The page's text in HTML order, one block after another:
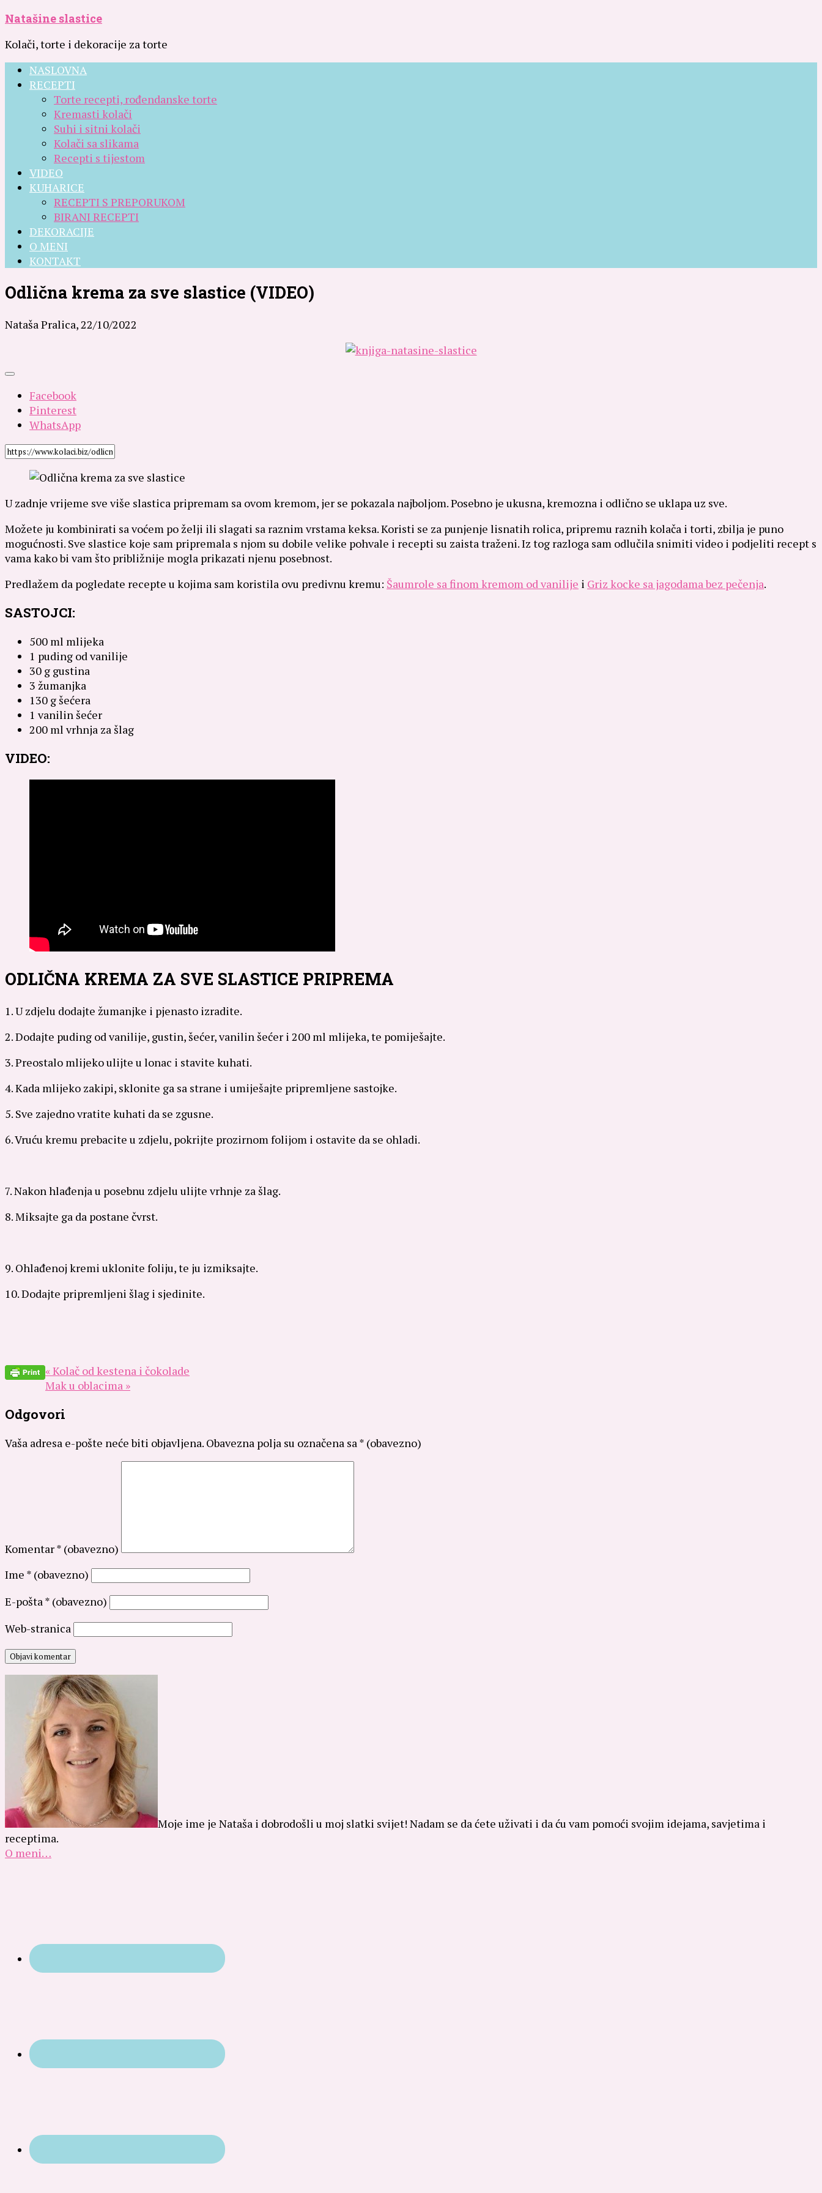
Natašine slastice
Kolači, torte i dekoracije za torte
NASLOVNA
RECEPTI
Torte recepti, rođendanske torte
Kremasti kolači
Suhi i sitni kolači
Kolači sa slikama
Recepti s tijestom
VIDEO
KUHARICE
RECEPTI S PREPORUKOM
BIRANI RECEPTI
DEKORACIJE
O MENI
KONTAKT
Odlična krema za sve slastice (VIDEO)
Nataša Pralica,22/10/2022
Facebook
Pinterest
WhatsApp
U zadnje vrijeme sve više slastica pripremam sa ovom kremom, jer se pokazala najboljom. Posebno je ukusna, kremozna i odlično se uklapa uz sve.
Možete ju kombinirati sa voćem po želji ili slagati sa raznim vrstama keksa. Koristi se za punjenje lisnatih rolica, pripremu raznih kolača i torti, zbilja je puno
mogućnosti. Sve slastice koje sam pripremala s njom su dobile velike pohvale i recepti su zaista traženi. Iz tog razloga sam odlučila snimiti video i podjeliti recept s
vama kako bi vam što približnije mogla prikazati njenu posebnost.
Predlažem da pogledate recepte u kojima sam koristila ovu predivnu kremu: Šaumrole sa finom kremom od vanilije i Griz kocke sa jagodama bez pečenja.
SASTOJCI:
500 ml mlijeka
1 puding od vanilije
30 g gustina
3 žumanjka
130 g šećera
1 vanilin šećer
200 ml vrhnja za šlag
VIDEO:
ODLIČNA KREMA ZA SVE SLASTICE PRIPREMA
1. U zdjelu dodajte žumanjke i pjenasto izradite.
2. Dodajte puding od vanilije, gustin, šećer, vanilin šećer i 200 ml mlijeka, te pomiješajte.
3. Preostalo mlijeko ulijte u lonac i stavite kuhati.
4. Kada mlijeko zakipi, sklonite ga sa strane i umiješajte pripremljene sastojke.
5. Sve zajedno vratite kuhati da se zgusne.
6. Vruću kremu prebacite u zdjelu, pokrijte prozirnom folijom i ostavite da se ohladi.
7. Nakon hlađenja u posebnu zdjelu ulijte vrhnje za šlag.
8. Miksajte ga da postane čvrst.
9. Ohlađenoj kremi uklonite foliju, te ju izmiksajte.
10. Dodajte pripremljeni šlag i sjedinite.
« Kolač od kestena i čokolade
Mak u oblacima »
Odgovori
Vaša adresa e-pošte neće biti objavljena. Obavezna polja su označena sa* (obavezno)
Komentar* (obavezno)
Ime * (obavezno)
E-pošta* (obavezno)
Web-stranica
Moje ime je Nataša i dobrodošli u moj slatki svijet! Nadam se da ćete uživati i da ću vam pomoći svojim idejama, savjetima i
receptima.
O meni…